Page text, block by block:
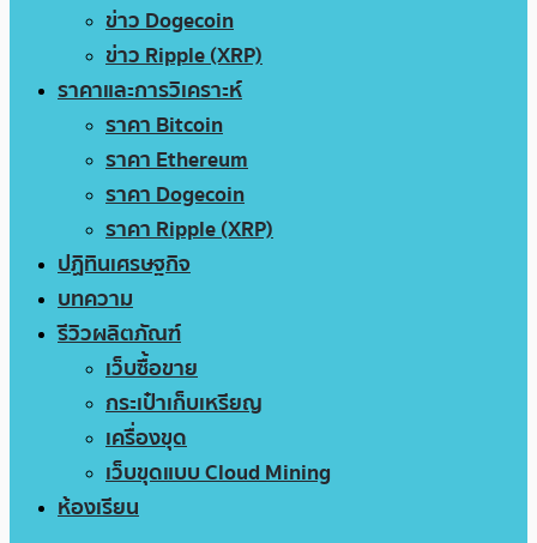
ข่าว Dogecoin
ข่าว Ripple (XRP)
ราคาและการวิเคราะห์
ราคา Bitcoin
ราคา Ethereum
ราคา Dogecoin
ราคา Ripple (XRP)
ปฏิทินเศรษฐกิจ
บทความ
รีวิวผลิตภัณฑ์
เว็บซื้อขาย
กระเป๋าเก็บเหรียญ
เครื่องขุด
เว็บขุดแบบ Cloud Mining
ห้องเรียน